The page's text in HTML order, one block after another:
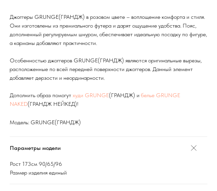
Джоггеры GRUNGE(ГРАНДЖ) в розовом цвете – воплощение комфорта и стиля.
Они изготовлены из премиального футера и дарят ощущение удобства. Пояс,
дополненный регулируемым шнуром, обеспечивает идеальную посадку по фигуре,
а карманы добавляют практичности.
Особенностью джоггеров GRUNGE(ГРАНДЖ) являются оригинальные вырезы,
расположенные по всей передней поверхности джоггеров. Данный элемент
добавляет дерзости и неординарности.
Дополнить образ помогут худи GRUNGE(ГРАНДЖ) и белье GRUNGE
NAKED(ГРАНДЖ НЕЙКЕД)!
Модель: GRUNGE(ГРАНДЖ)
Параметры модели
Рост 173см 90/65/96
Размер изделия единый